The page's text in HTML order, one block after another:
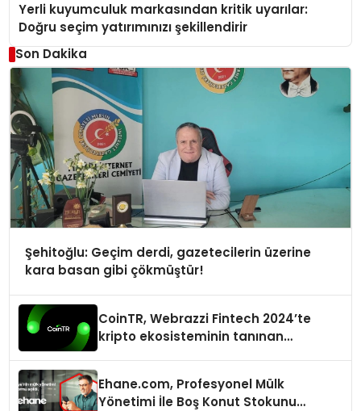
Yerli kuyumculuk markasından kritik uyarılar:
Doğru seçim yatırımınızı şekillendirir
Son Dakika
Şehitoğlu: Geçim derdi, gazetecilerin üzerine
kara basan gibi çökmüştür!
CoinTR, Webrazzi Fintech 2024’te
kripto ekosisteminin tanınan
Ehane.com, Profesyonel Mülk
Yönetimi İle Boş Konut Stokunu